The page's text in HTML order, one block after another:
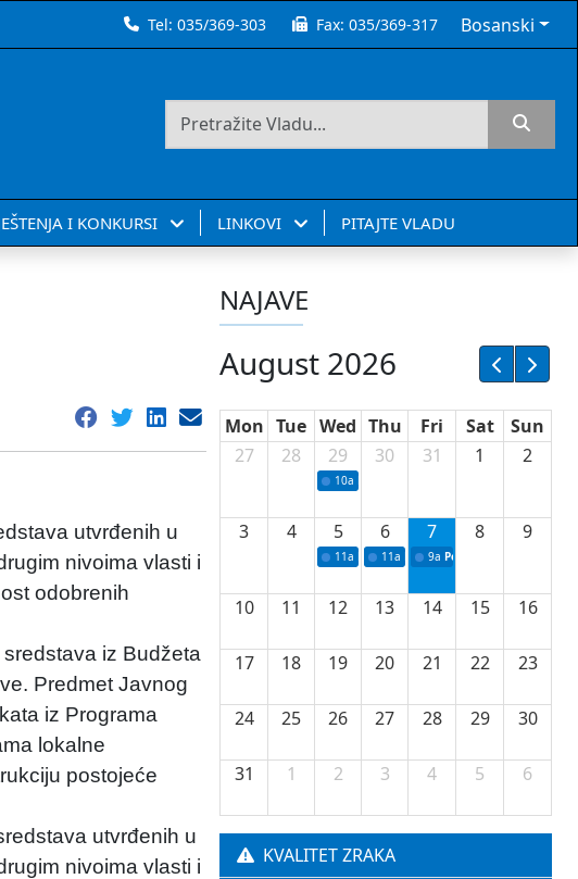
Tel:035/369-303 Fax:035/369-317 Bosanski
I KONKURSI LINKOVI PITAJTE VLADU
utvrđenih u
nivoima vlasti i
odobrenih
iz Budžeta
Predmet Javnog
iz Programa
lokalne
postojeće
utvrđenih u
nivoima vlasti i
NAJAVE
August 2026
Mon Tue Wed Thu Fri Sat
Sun
27
28 29
10a Potpisivanje ugovora sa neprofitnim
30 31 1 2
3 4 5
11a Potpisivanje ugovora o stipendijama
6
11a Podrška razvoju vodne
7
9a Početak izgradnje nove
8 9
10 11 12 13 14 15 16
17 18 19 20 21 22 23
24 25 26 27 28 29 30
31 1 2 3 4 5 6
KVALITET ZRAKA